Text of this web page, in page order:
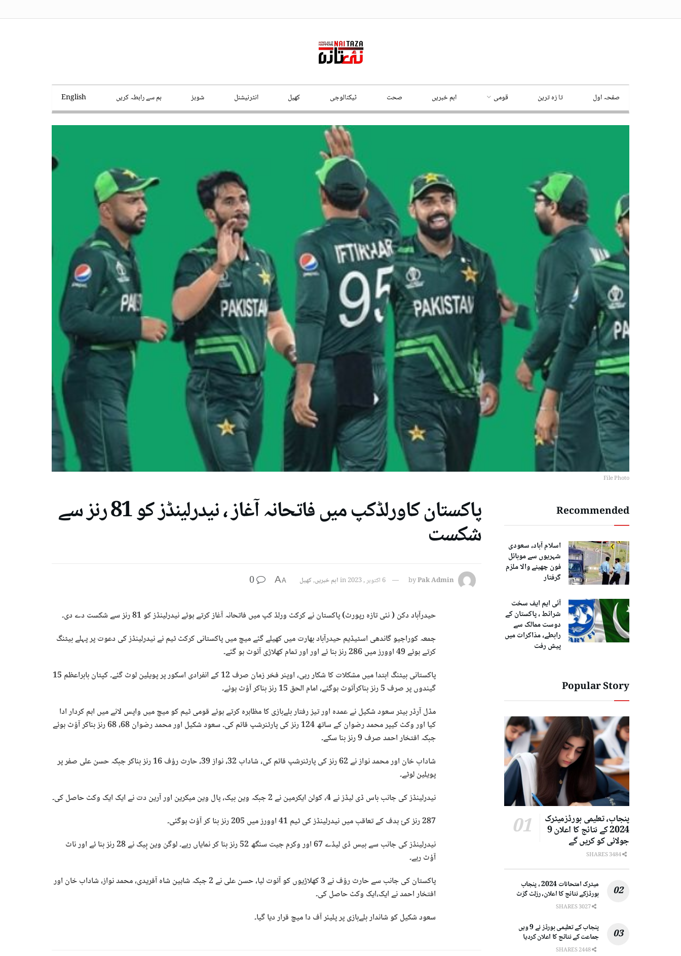
صفحہ اول تا زہ ترین قومی اہم خبریں صحت ٹیکنالوجی کھیل انٹرنیشنل شوبز ہم سے رابطہ کریں English
File Photo
پاکستان کاورلڈکپ میں فاتحانہ آغاز ، نیدرلینڈز کو 81 رنز سے
شکست
byPak Admin 6 اکتوبر , 2023 inاہم خبریں,کھیل A
A
0
حیدرآباد دکن ( نئی تازہ رپورٹ) پاکستان نے کرکٹ ورلڈ کپ میں فاتحانہ آغاز کرتے ہوئے نیدرلینڈز کو 81 رنز سے شکست دے دی۔
جمعہ کوراجیو گاندھی اسٹیڈیم حیدرآباد بھارت میں کھیلے گئے میچ میں پاکستانی کرکٹ ٹیم نے نیدرلینڈز کی دعوت پر پہلے بیٹنگ
کرتے ہوئے 49 اوورز میں 286 رنز بنا ئے اور اور تمام کھلاڑی آئوٹ ہو گئے۔
پاکستانی بیٹنگ ابتدا میں مشکلات کا شکار رہی، اوپنر فخر زمان صرف 12 کے انفرادی اسکور پر پویلین لوٹ گئے۔ کپتان بابراعظم 15
گیندوں پر صرف 5 رنز بناکرآئوٹ ہوگئے، امام الحق 15 رنز بناکر آؤٹ ہوئے۔
مڈل آرڈر بیٹر سعود شکیل نے عمدہ اور تیز رفتار بلےبازی کا مظاہرہ کرتے ہوئے قومی ٹیم کو میچ میں واپس لانے میں اہم کردار ادا
کیا اور وکٹ کیپر محمد رضوان کے ساتھ 124 رنز کی پارٹنرشپ قائم کی۔ سعود شکیل اور محمد رضوان 68، 68 رنز بناکر آؤٹ ہوئے
جبکہ افتخار احمد صرف 9 رنز بنا سکے۔
شاداب خان اور محمد نواز نے 62 رنز کی پارٹنرشپ قائم کی، شاداب 32، نواز 39، حارث رؤف 16 رنز بناکر جبکہ حسن علی صفر پر
پویلین لوٹے۔
نیدرلینڈز کی جانب باس ڈی لیڈز نے 4، کولن ایکرمین نے 2 جبکہ وین بیک، پال وین میکرین اور آرین دت نے ایک ایک وکٹ حاصل کی۔
287 رنز کئ ہدف کے تعاقب میں نیدرلینڈز کی ٹیم 41 اوورز میں 205 رنز بنا کر آؤٹ ہوگئی۔
نیدرلینڈز کی جانب سے بیس ڈی لیڈے 67 اور وکرم جیت سنگھ 52 رنز بنا کر نمایاں رہے۔ لوگن وین بِیک نے 28 رنز بنا ئے اور ناٹ
آؤٹ رہے۔
پاکستان کی جانب سے حارث رؤف نے 3 کھلاڑیوں کو آئوت لیا، حسن علی نے 2 جبکہ شاہین شاہ آفریدی، محمد نواز، شاداب خان اور
افتخار احمد نے ایک،ایک وکٹ حاصل کی۔
سعود شکیل کو شاندار بلےبازی پر پلیئر آف دا میچ قرار دیا گیا۔
Recommended
اسلام آباد، سعودی
شہریوں سے موبائل
فون چھینے والا ملزم
گرفتار
آئی ایم ایف سخت
شرائط ، پاکستان کے
دوست ممالک سے
رابطے، مذاکرات میں
پیش رفت
Popular Story
پنجاب، تعلیمی بورڈزمیٹرک
2024 کے نتائج کا اعلان 9
جولائی کو کریں گے
میٹرک امتحانات 2024 ، پنجاب
بورڈزکے نتائج کا اعلان، رزلٹ گزٹ
پنجاب کے تعلیمی بورڈز نے 9 ویں
جماعت کے نتائج کا اعلان کردیا